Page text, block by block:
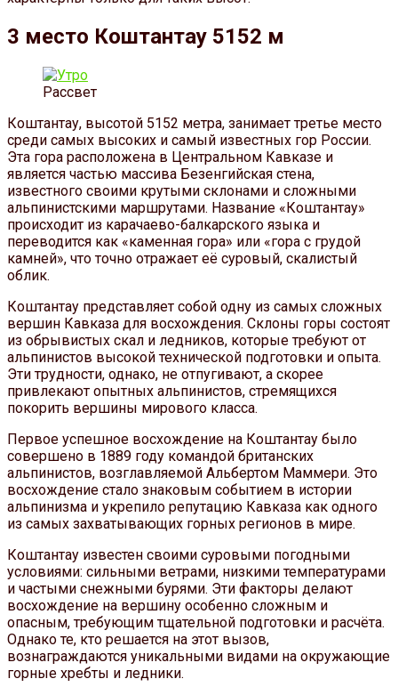
3 место Коштантау 5152 м
Рассвет
Коштантау, высотой 5152 метра, занимает третье место
среди самых высоких и самый известных гор России.
Эта гора расположена в Центральном Кавказе и
является частью массива Безенгийская стена,
известного своими крутыми склонами и сложными
альпинистскими маршрутами. Название «Коштантау»
происходит из карачаево-балкарского языка и
переводится как «каменная гора» или «гора с грудой
камней», что точно отражает её суровый, скалистый
облик.
Коштантау представляет собой одну из самых сложных
вершин Кавказа для восхождения. Склоны горы состоят
из обрывистых скал и ледников, которые требуют от
альпинистов высокой технической подготовки и опыта.
Эти трудности, однако, не отпугивают, а скорее
привлекают опытных альпинистов, стремящихся
покорить вершины мирового класса.
Первое успешное восхождение на Коштантау было
совершено в 1889 году командой британских
альпинистов, возглавляемой Альбертом Маммери. Это
восхождение стало знаковым событием в истории
альпинизма и укрепило репутацию Кавказа как одного
из самых захватывающих горных регионов в мире.
Коштантау известен своими суровыми погодными
условиями: сильными ветрами, низкими температурами
и частыми снежными бурями. Эти факторы делают
восхождение на вершину особенно сложным и
опасным, требующим тщательной подготовки и расчёта.
Однако те, кто решается на этот вызов,
вознаграждаются уникальными видами на окружающие
горные хребты и ледники.